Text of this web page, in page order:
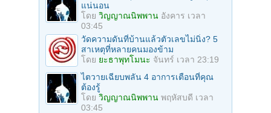
แน่นอน
โดย วิญญาณนิพพาน อังคาร เวลา
03:45
วัดความดันที่บ้านแล้วตัวเลขไม่นิ่ง? 5
สาเหตุที่หลายคนมองข้าม
โดย ยะธาพุทโมนะ จันทร์ เวลา 23:19
ไตวายเฉียบพลัน 4 อาการเตือนที่คุณ
ต้องรู้
โดย วิญญาณนิพพาน พฤหัสบดี เวลา
03:45